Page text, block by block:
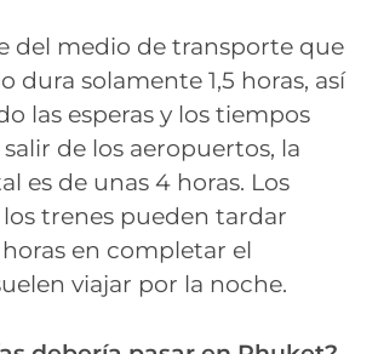
del medio de transporte que
dura solamente 1,5 horas, así
las esperas y los tiempos
de los aeropuertos, la
es de unas 4 horas. Los
trenes pueden tardar
horas en completar el
viajar por la noche.